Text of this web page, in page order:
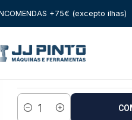
+75€ (excepto ilhas)
SEM PERCUSSÃO Berbequim
Berbequim GBM
Estado: Envio em 48 a
Quantidade